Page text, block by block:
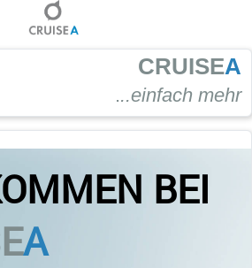
CRUISEA
...einfach mehr
BEI
A